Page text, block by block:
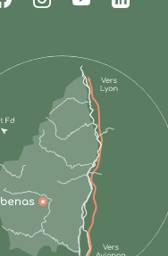
Suivez-nous sur
Suivez-nous sur
Suivez-